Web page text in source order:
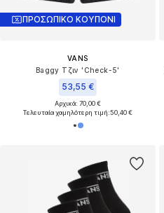
ΠΡΟΣΩΠΙΚΟ ΚΟΥΠΟΝΙ
VANS
Baggy Τζιν 'Check-5'
53,55 €
Αρχικά: 70,00 €
Τελευταία χαμηλότερη τιμή:50,40 €